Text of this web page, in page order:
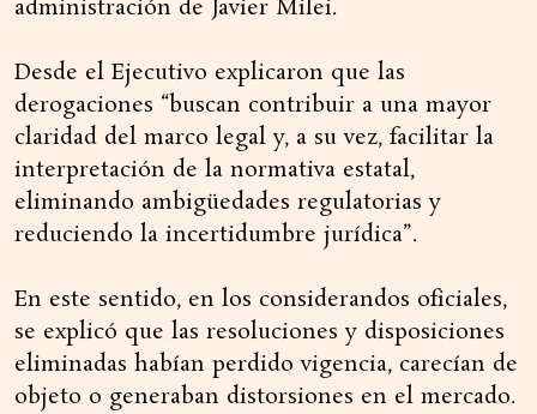
administración de Javier Milei.
Desde el Ejecutivo explicaron que las
derogaciones “buscan contribuir a una mayor
claridad del marco legal y, a su vez, facilitar la
interpretación de la normativa estatal,
eliminando ambigüedades regulatorias y
reduciendo la incertidumbre jurídica”.
En este sentido, en los considerandos oficiales,
se explicó que las resoluciones y disposiciones
eliminadas habían perdido vigencia, carecían de
objeto o generaban distorsiones en el mercado.